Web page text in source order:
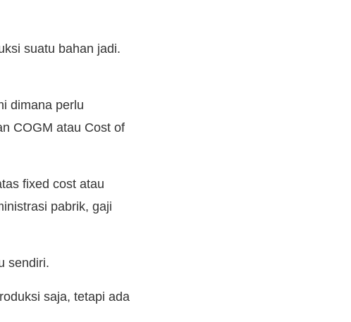
suatu bahan jadi.
dimana perlu
COGM atau Cost of
fixed cost atau
pabrik, gaji
sendiri.
saja, tetapi ada